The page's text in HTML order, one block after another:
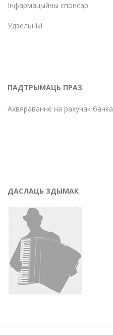
Інфармацыйны спонсар
Удзельнікі
ПАДТРЫМАЦЬ ПРАЗ
Ахвяраванне на рахунак банка
ДАСЛАЦЬ ЗДЫМАК